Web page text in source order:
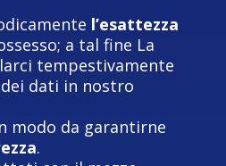
l’esattezza
a tal fine La
tempestivamente
dati in nostro
modo da garantirne
.